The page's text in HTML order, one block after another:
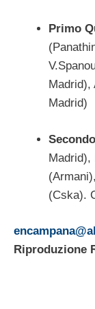
Primo
Madrid),
Madrid)
Madrid),
(Cska).
Riproduzione